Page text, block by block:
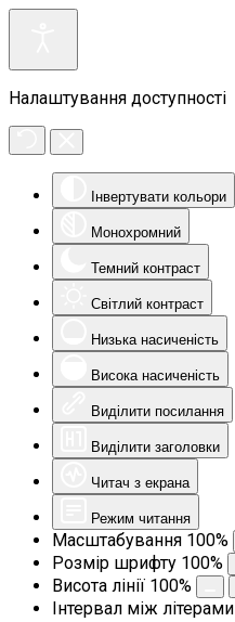
Налаштування доступності
Інвертувати кольори
Монохромний
Темний контраст
Світлий контраст
Низька насиченість
Висока насиченість
Виділити посилання
Виділити заголовки
Читач з екрана
Режим читання
Масштабування 100%
Розмір шрифту 100%
Висота лінії 100%
Інтервал між літерами